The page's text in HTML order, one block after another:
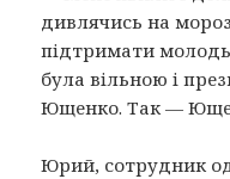
дивлячись на
пiдтримати
була вiльною i
Ющенко. Так —
Юрий, сотрудник